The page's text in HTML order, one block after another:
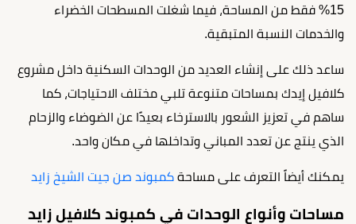
15% فقط من المساحة، فيما شغلت المسطحات الخضراء
والخدمات النسبة المتبقية.
ساعد ذلك على إنشاء العديد من الوحدات السكنية داخل مشروع
كلافيل إيدك بمساحات متنوعة تلبي مختلف الاحتياجات، كما
ساهم في تعزيز الشعور بالاسترخاء بعيدًا عن الضوضاء والزحام
الذي ينتج عن تعدد المباني وتداخلها في مكان واحد.
يمكنك أيضاً التعرف على مساحة كمبوند صن جيت الشيخ زايد
مساحات وأنواع الوحدات في كمبوند كلافيل زايد